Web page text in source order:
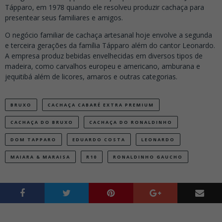
Tápparo, em 1978 quando ele resolveu produzir cachaça para
presentear seus familiares e amigos.
O negócio familiar de cachaça artesanal hoje envolve a segunda
e terceira gerações da família Tápparo além do cantor Leonardo.
A empresa produz bebidas envelhecidas em diversos tipos de
madeira, como carvalhos europeu e americano, amburana e
jequitibá além de licores, amaros e outras categorias.
BRUXO CACHAÇA CABARÉ EXTRA PREMIUM
CACHAÇA DO BRUXO CACHAÇA DO RONALDINHO
DOM TAPPARO EDUARDO COSTA LEONARDO
MAIARA & MARAISA R10 RONALDINHO GAUCHO